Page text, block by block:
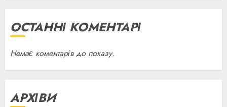
ОСТАННІ КОМЕНТАРІ
Немає коментарів до показу.
АРХІВИ